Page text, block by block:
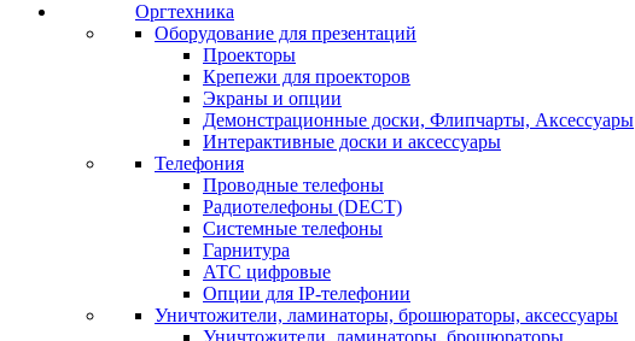
Оргтехника
Оборудование для презентаций
Проекторы
Крепежи для проекторов
Экраны и опции
Демонстрационные доски, Флипчарты, Аксессуары
Интерактивные доски и аксессуары
Телефония
Проводные телефоны
Радиотелефоны (DECT)
Системные телефоны
Гарнитура
АТС цифровые
Опции для IP-телефонии
Уничтожители, ламинаторы, брошюраторы, аксессуары
Уничтожители, ламинаторы, брошюраторы